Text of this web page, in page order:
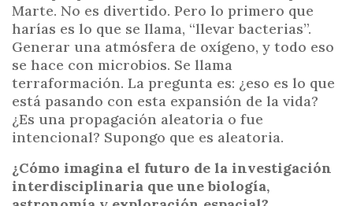
Marte. No es divertido. Pero lo primero que
harías es lo que se llama, “llevar bacterias”.
Generar una atmósfera de oxígeno, y todo eso
se hace con microbios. Se llama
terraformación. La pregunta es: ¿eso es lo que
está pasando con esta expansión de la vida?
¿Es una propagación aleatoria o fue
intencional? Supongo que es aleatoria.
¿Cómo imagina el futuro de la investigación
interdisciplinaria que une biología,